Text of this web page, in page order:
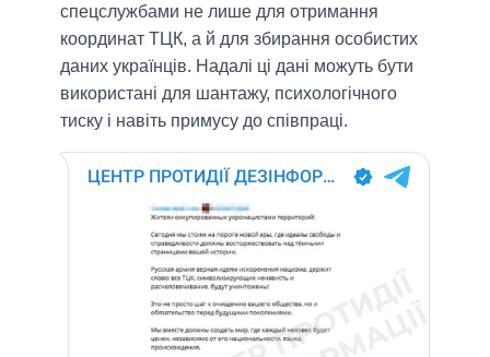
спецслужбами не лише для отримання
координат ТЦК, а й для збирання особистих
даних українців. Надалі ці дані можуть бути
використані для шантажу, психологічного
тиску і навіть примусу до співпраці.